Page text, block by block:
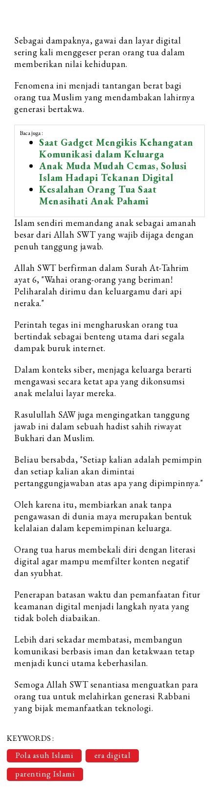
Sebagai dampaknya, gawai dan layar digital
sering kali menggeser peran orang tua dalam
memberikan nilai kehidupan.
Fenomena ini menjadi tantangan berat bagi
orang tua Muslim yang mendambakan lahirnya
generasi bertakwa.
Baca juga :
Saat Gadget Mengikis Kehangatan
Komunikasi dalam Keluarga
Anak Muda Mudah Cemas, Solusi
Islam Hadapi Tekanan Digital
Kesalahan Orang Tua Saat
Menasihati Anak Pahami
Islam sendiri memandang anak sebagai amanah
besar dari Allah SWT yang wajib dijaga dengan
penuh tanggung jawab.
Allah SWT berfirman dalam Surah At-Tahrim
ayat 6, "Wahai orang-orang yang beriman!
Peliharalah dirimu dan keluargamu dari api
neraka."
Perintah tegas ini mengharuskan orang tua
bertindak sebagai benteng utama dari segala
dampak buruk internet.
Dalam konteks siber, menjaga keluarga berarti
mengawasi secara ketat apa yang dikonsumsi
anak melalui layar mereka.
Rasulullah SAW juga mengingatkan tanggung
jawab ini dalam sebuah hadist sahih riwayat
Bukhari dan Muslim.
Beliau bersabda, "Setiap kalian adalah pemimpin
dan setiap kalian akan dimintai
pertanggungjawaban atas apa yang dipimpinnya."
Oleh karena itu, membiarkan anak tanpa
pengawasan di dunia maya merupakan bentuk
kelalaian dalam kepemimpinan keluarga.
Orang tua harus membekali diri dengan literasi
digital agar mampu memfilter konten negatif
dan syubhat.
Penerapan batasan waktu dan pemanfaatan fitur
keamanan digital menjadi langkah nyata yang
tidak boleh diabaikan.
Lebih dari sekadar membatasi, membangun
komunikasi berbasis iman dan ketakwaan tetap
menjadi kunci utama keberhasilan.
Semoga Allah SWT senantiasa menguatkan para
orang tua untuk melahirkan generasi Rabbani
yang bijak memanfaatkan teknologi.
KEYWORDS :
Pola asuh Islami
era digital
parenting Islami